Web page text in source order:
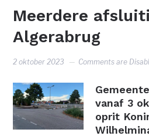
Meerdere
Algerabrug
2 oktober 2023 Comments are
vanaf 3
oprit